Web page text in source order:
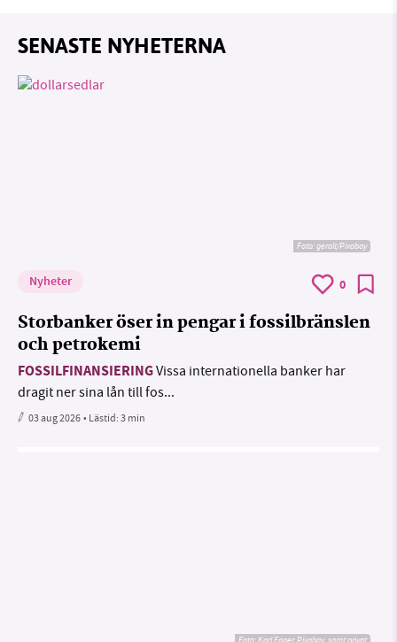
SENASTE NYHETERNA
Foto:geralt/Pixabay
Nyheter 0
Storbanker öser in pengar i fossilbränslen
och petrokemi
FOSSILFINANSIERINGVissa internationella banker har
dragit ner sina lån till fos...
03 aug 2026• Lästid:3 min
Foto:Karl Egger, Pixabay, samt privat